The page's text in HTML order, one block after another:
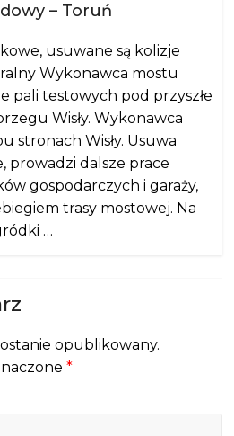
– Toruń
usuwane są kolizje
Wykonawca mostu
pali testowych pod przyszłe
Wisły. Wykonawca
stronach Wisły. Usuwa
prowadzi dalsze prace
gospodarczych i garaży,
trasy mostowej. Na
…
opublikowany.
*